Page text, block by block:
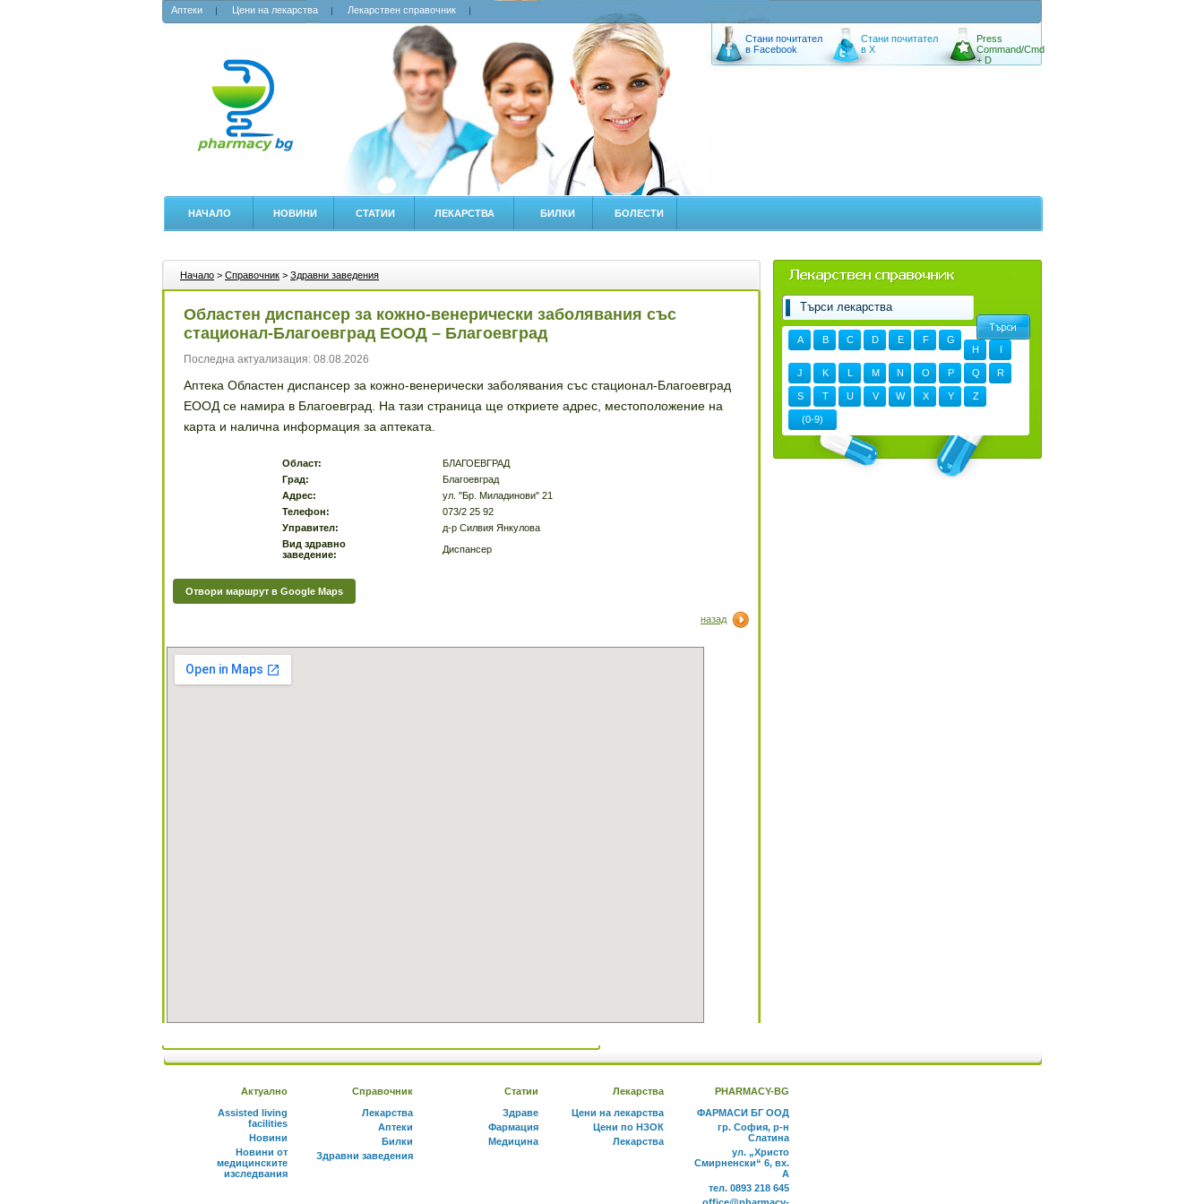
Аптеки Цени на лекарства Лекарствен справочник
Стани почитател
в Facebook
Стани почитател
в X
Press
Command/Cmd
+ D
НАЧАЛО НОВИНИ СТАТИИ ЛЕКАРСТВА БИЛКИ БОЛЕСТИ
Начало > Справочник > Здравни заведения
Областен диспансер за кожно-венерически заболявания със
стационал-Благоевград ЕООД – Благоевград
Последна актуализация: 08.08.2026
Аптека Областен диспансер за кожно-венерически заболявания със стационал-Благоевград
ЕООД се намира в Благоевград. На тази страница ще откриете адрес, местоположение на
карта и налична информация за аптеката.
Област:
БЛАГОЕВГРАД
Град:
Благоевград
Адрес:
ул. "Бр. Миладинови" 21
Телефон:
073/2 25 92
Управител:
д-р Силвия Янкулова
Вид здравно
заведение:
Диспансер
Отвори маршрут в Google Maps
назад
A B C D E F
G
H
I
J K L M N O P Q R
S T U V W X Y Z
(0-9)
Актуално
Assisted living
facilities
Новини
Новини от
медицинските
изследвания
Справочник
Лекарства
Аптеки
Билки
Здравни заведения
Статии
Здраве
Фармация
Медицина
Лекарства
Цени на лекарства
Цени по НЗОК
Лекарства
PHARMACY-BG
ФАРМАСИ БГ ООД
гр. София, р-н
Слатина
ул. „Христо
Смирненски“ 6, вх.
А
тел. 0893 218 645